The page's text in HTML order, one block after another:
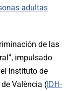
adultas
de las
impulsado
Instituto de
València ( IDH-